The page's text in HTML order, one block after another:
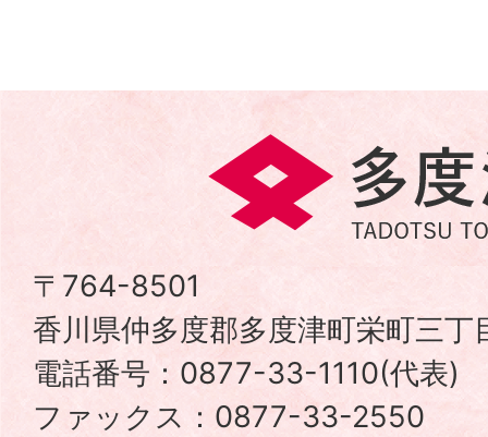
多
度
町
TADOTSU
〒764-8501
香川県仲多度郡多度津町栄町三
電話番号：0877-33-1110(代表)
ファックス：0877-33-2550